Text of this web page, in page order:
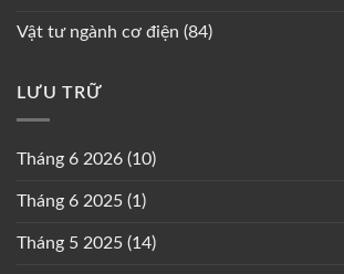
Vật tư ngành cơ điện (84)
LƯU TRỮ
Tháng 6 2026 (10)
Tháng 6 2025 (1)
Tháng 5 2025 (14)